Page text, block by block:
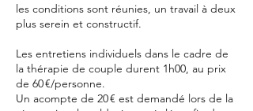
les conditions sont réunies, un travail à deux
plus serein et constructif.
Les entretiens individuels dans le cadre de
la thérapie de couple durent 1h00, au prix
de 60 €/personne.
Un acompte de 20 € est demandé lors de la